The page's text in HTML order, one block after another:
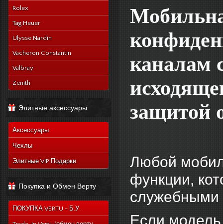
Rolex
Tag Heuer
Ulysse Nardin
Vacheron Constantin
Valbray
Zenith
Элитные аксессуары
Аксессуары
Чехлы
Элитные VIP Подарки
Покупка и Обмен Верту
ПОКУПКА VERTU - Б.У.
каналам
защитой
Любой
функции,
служебными
Если